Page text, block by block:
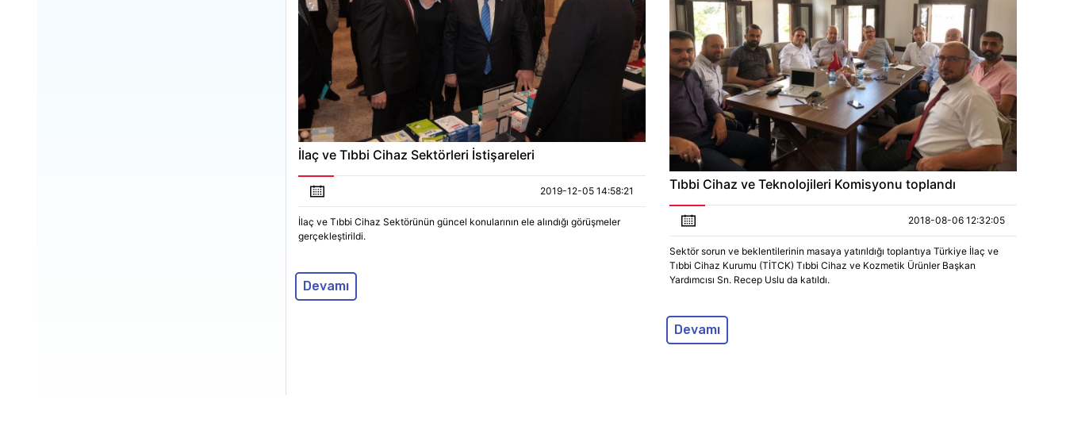
İlaç ve Tıbbi Cihaz Sektörleri İstişareleri
2019-12-05 14:58:21
İlaç ve Tıbbi Cihaz Sektörünün güncel konularının ele alındığı görüşmeler
gerçekleştirildi.
Devamı
Tıbbi Cihaz ve Teknolojileri Komisyonu toplandı
2018-08-06 12:32:05
Sektör sorun ve beklentilerinin masaya yatırıldığı toplantıya Türkiye İlaç ve
Tıbbi Cihaz Kurumu (TİTCK) Tıbbi Cihaz ve Kozmetik Ürünler Başkan
Yardımcısı Sn. Recep Uslu da katıldı.
Devamı